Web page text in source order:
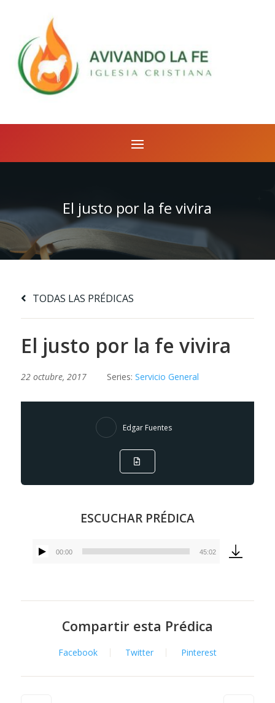
El justo por la fe vivira
TODAS LAS PRÉDICAS
El justo por la fe vivira
22 octubre, 2017 Series: Servicio General
Edgar Fuentes
ESCUCHAR PRÉDICA
Reproductor
00:00 45:02
Compartir esta Prédica
Facebook Twitter Pinterest